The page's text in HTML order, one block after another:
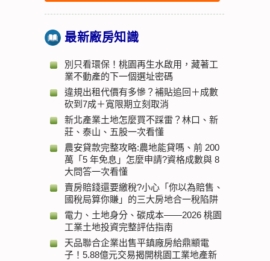
最新廠房知識
別只看環保！桃園再生水啟用，藏著工
業不動產的下一個選址密碼
違規出租代價有多慘？補貼追回＋成數
砍到7成＋寬限期立刻取消
新北產業土地怎麼買不踩雷？林口、新
莊、泰山、五股一次看懂
農安貸款完整攻略:農地能貸嗎、前 200
萬「5 年免息」怎麼申請?資格成數與 8
大問答一次看懂
賣房賠錢還要繳稅?小心「你以為賠售、
國稅局算你賺」的三大房地合一稅陷阱
電力、土地身分、碳成本——2026 桃園
工業土地投資完整評估指南
天品聯合企業出售平鎮廠房給鼎顓電
子！5.88億元交易揭開桃園工業地產新